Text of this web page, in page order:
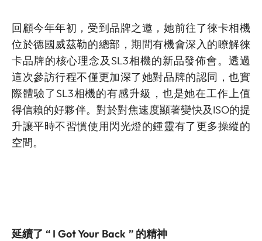
回顧今年年初，受到品牌之邀，她前往了徠卡相機
位於德國威茲勒的總部，期間有機會深入的瞭解徠
卡品牌的核心理念及SL3相機的新品發佈會。透過
這次參訪行程不僅更加深了她對品牌的認同，也實
際體驗了SL3相機的有感升級，也是她在工作上值
得信賴的好夥伴。對於對焦速度顯著變快及ISO的提
升讓平時不習慣使用閃光燈的鍾靈有了更多操縱的
空間。
延續了 “ I Got Your Back ” 的精神